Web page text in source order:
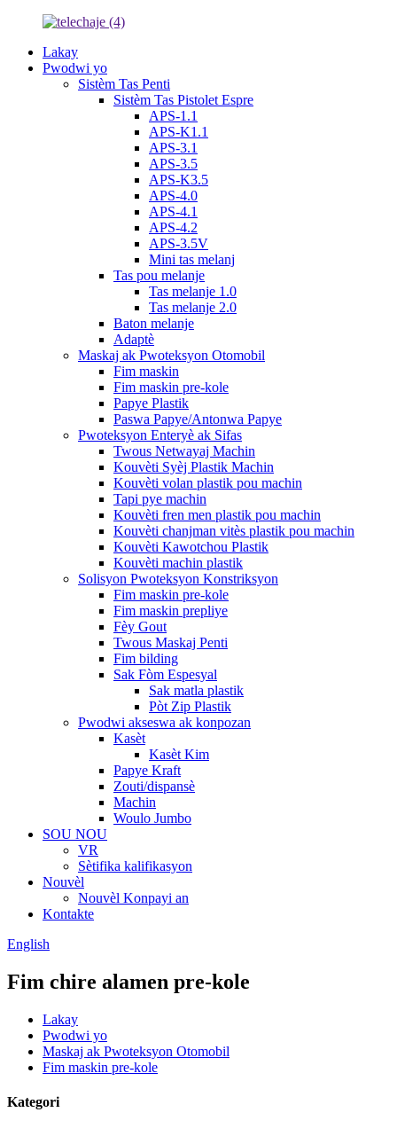
Lakay
Pwodwi yo
Sistèm Tas Penti
Sistèm Tas Pistolet Espre
APS-1.1
APS-K1.1
APS-3.1
APS-3.5
APS-K3.5
APS-4.0
APS-4.1
APS-4.2
APS-3.5V
Mini tas melanj
Tas pou melanje
Tas melanje 1.0
Tas melanje 2.0
Baton melanje
Adaptè
Maskaj ak Pwoteksyon Otomobil
Fim maskin
Fim maskin pre-kole
Papye Plastik
Paswa Papye/Antonwa Papye
Pwoteksyon Enteryè ak Sifas
Twous Netwayaj Machin
Kouvèti Syèj Plastik Machin
Kouvèti volan plastik pou machin
Tapi pye machin
Kouvèti fren men plastik pou machin
Kouvèti chanjman vitès plastik pou machin
Kouvèti Kawotchou Plastik
Kouvèti machin plastik
Solisyon Pwoteksyon Konstriksyon
Fim maskin pre-kole
Fim maskin prepliye
Fèy Gout
Twous Maskaj Penti
Fim bilding
Sak Fòm Espesyal
Sak matla plastik
Pòt Zip Plastik
Pwodwi akseswa ak konpozan
Kasèt
Kasèt Kim
Papye Kraft
Zouti/dispansè
Machin
Woulo Jumbo
SOU NOU
VR
Sètifika kalifikasyon
Nouvèl
Nouvèl Konpayi an
Kontakte
English
Fim chire alamen pre-kole
Lakay
Pwodwi yo
Maskaj ak Pwoteksyon Otomobil
Fim maskin pre-kole
Kategori